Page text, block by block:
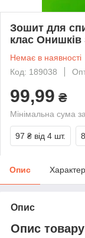
Зошит для
клас
Немає в наявності
Код: 189038
99,99 ₴
Мінімальна сума
97 ₴ від 4 шт.
Опис
Опис
Опис товару